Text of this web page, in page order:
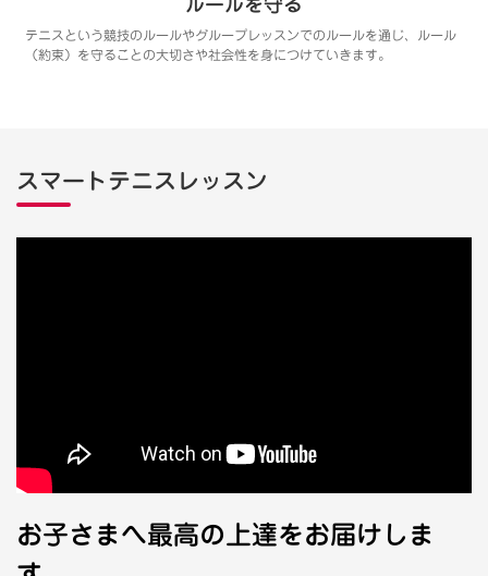
テニスという競技のルールやグループレッスンでのルールを通じ、ルール
（約束）を守ることの大切さや社会性を身につけていきます。
スマートテニスレッスン
お子さまへ最高の上達をお届けしま